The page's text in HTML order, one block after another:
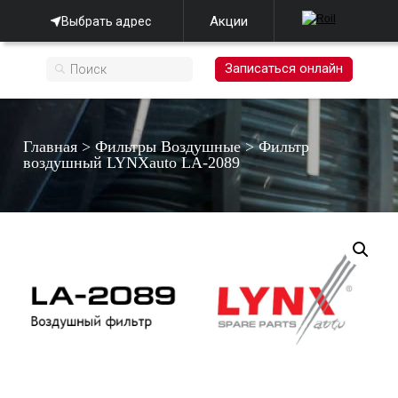
Выбрать адрес Акции
Записаться онлайн
Главная >Фильтры Воздушные>Фильтр
воздушный LYNXauto LA-2089